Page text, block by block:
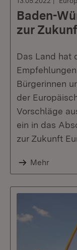
Baden-
zur
Das Land hat
Bürgerinnen
der
Vorschläge
ein in das
zur Zukunft
Mehr